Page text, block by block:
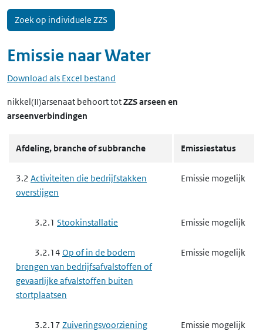
Emissie naarWater
Download als Excel bestand
nikkel(II)arsenaat behoort totZZS arseen en
arseenverbindingen
Afdeling, branche of subbranche Emissiestatus
3.2 Activiteiten die bedrijfstakken
overstijgen
Emissie mogelijk
3.2.1 Stookinstallatie Emissie mogelijk
3.2.14 Op of in de bodem
brengen van bedrijfsafvalstoffen of
gevaarlijke afvalstoffen buiten
stortplaatsen
Emissie mogelijk
3.2.17 Zuiveringsvoorziening
Emissie mogelijk